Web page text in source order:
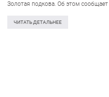
Золотая подкова. Об этом сообщает
«ВелоПодкова» и будет следовать
ЧИТАТЬ ДЕТАЛЬНЕЕ